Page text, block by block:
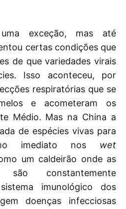
exceção, mas até
certas condições que
de que variedades virais
Isso aconteceu, por
respiratórias que se
e acometeram os
Médio. Mas na China a
de espécies vivas para
imediato nos wet
um caldeirão onde as
constantemente
imunológico dos
doenças infecciosas